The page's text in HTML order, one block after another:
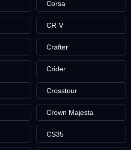
Corsa
CR-V
Crafter
Crider
Crosstour
Crown Majesta
CS35